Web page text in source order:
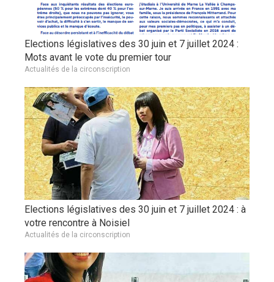
Elections législatives des 30 juin et 7 juillet 2024 :
Mots avant le vote du premier tour
Actualités de la circonscription
Elections législatives des 30 juin et 7 juillet 2024 : à
votre rencontre à Noisiel
Actualités de la circonscription